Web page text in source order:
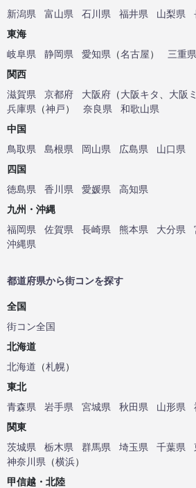
新潟県
富山県 石川県 福井県 山梨県
東海
岐阜県
静岡県 愛知県 （名古屋）
三重県
関西
滋賀県
京都府 大阪府 （大阪キタ 大阪
兵庫県 （神戸） 奈良県
和歌山県
中国
鳥取県
島根県 岡山県 広島県
山口県
四国
徳島県
香川県 愛媛県
高知県
九州・沖縄
福岡県
佐賀県 長崎県 熊本県 大分県
沖縄県
都道府県から街コンを探す
全国
街コン全国
北海道
北海道 （札幌）
東北
青森県
岩手県 宮城県 秋田県 山形県
関東
茨城県
栃木県 群馬県 埼玉県 千葉県
神奈川県 （横浜）
甲信越・北陸